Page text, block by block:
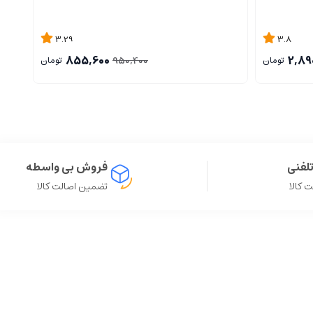
3.8
تومان
3.29
950,400
855,600 تومان
کالا
فروش بی واسطه
تضمین اصالت کالا